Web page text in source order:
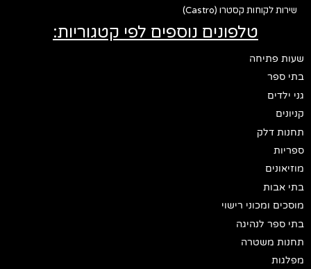
שירות לקוחות קסטרו (Castro)
טלפונים נוספים לפי קטגוריות:
שעות פתיחה
בתי ספר
גני ילדים
קניונים
תחנות דלק
ספריות
מוזיאונים
בתי אבות
מוסכים ומכוני רישוי
בתי ספר לנהיגה
תחנות משטרה
מפלגות